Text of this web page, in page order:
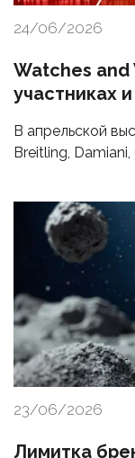
24/06/2026
Watches and
участниках
В апрельской
Breitling,
23/06/2026
Лимитка